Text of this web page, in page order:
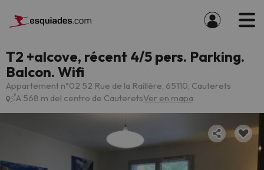
T2 +alcove, récent 4/5 pers. Parking.
Balcon. Wifi
Appartement n°02 52 Rue de la Raillère, 65110, Cauterets
A 568 m del centro de CauteretsVer en mapa